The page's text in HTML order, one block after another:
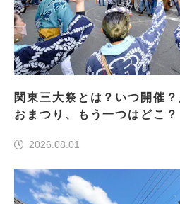
関東三大祭とは？いつ開催
おまつり、もう一つはどこ？
2026.08.01